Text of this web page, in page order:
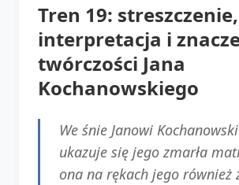
Tren 19: streszczenie,
interpretacja i
twórczości Jana
Kochanowskiego
We śnie Janowi
ukazuje się jego zmarła
ona na rękach jego również